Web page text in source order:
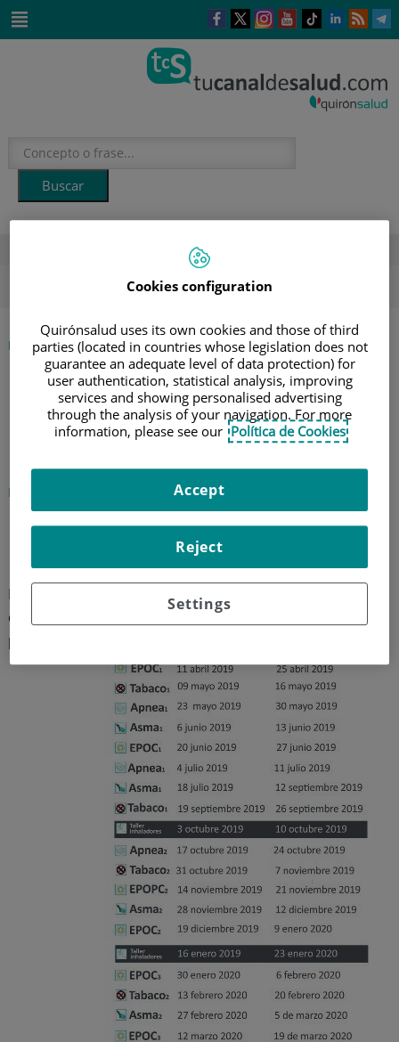
Este
enlace
se
ventana
nueva.
Este
enlace
se
una
ventana
nueva.
Este
enlace
se
una
ventana
nueva.
Este
enlace
se
una
ventana
nueva.
Enlace
una
Enlace
una
verano
INICIO|AGENDA
ESCUELA DE PACIENTES NEUMOLÓGICOS: TABACO
Escuela de pacientes
neumológicos: Tabaco
Hospital Universitario Quirónsalud Madrid
La Escuela
de
pacientes
Cookies configuration
Quirónsalud uses its own cookies and those of third
parties (located in countries whose legislation does not
guarantee an adequate level of data protection) for
user authentication, statistical analysis, improving
services and showing personalised advertising
through the analysis of your navigation. For more
information, please see our Política de Cookies
Settings
Reject
Accept